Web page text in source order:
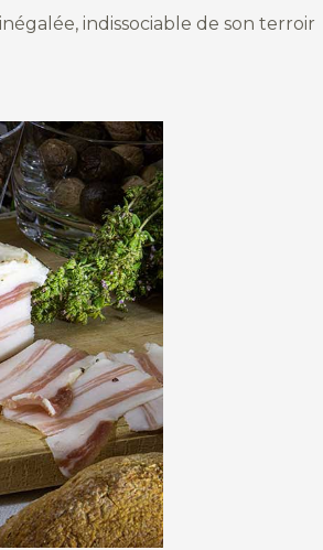
indissociable de son terroir